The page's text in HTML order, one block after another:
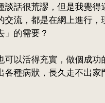
談話很荒謬，但是我覺
交流，都是在網上進行
」的需要？
可以活得充實，做個成
各種病狀，長久走不出